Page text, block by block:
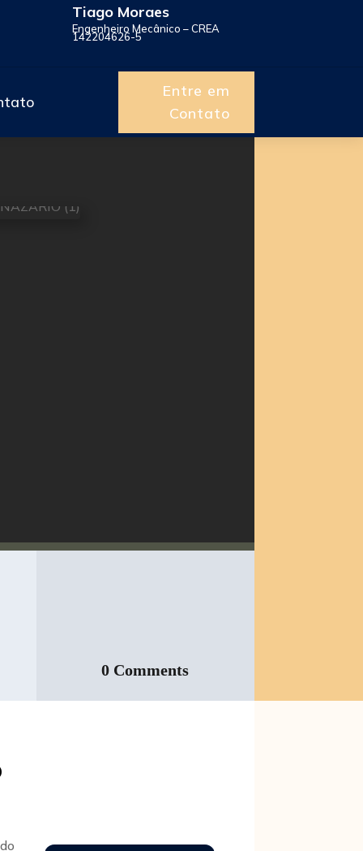
Tiago Moraes
Engenheiro Mecânico – CREA
142204626-5
Entre em
Contato
0 Comments